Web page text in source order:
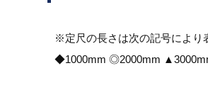
※定尺の長さは次の記号により
◆1000mm ◎2000mm